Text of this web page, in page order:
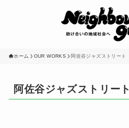
ホーム OUR WORKS 阿佐谷ジャズストリート
阿佐谷ジャズストリート